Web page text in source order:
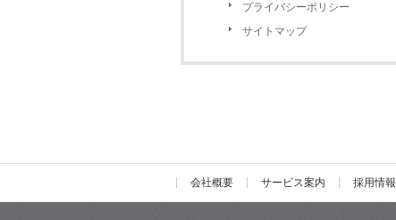
プライバシーポリシー
サイトマップ
会社概要 サービス案内 採用情報